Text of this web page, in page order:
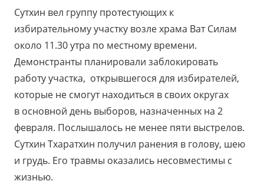
Сутхин вел группу протестующих к
избирательному участку возле храма Ват Силам
около 11.30 утра по местному времени.
Демонстранты планировали заблокировать
работу участка, открывшегося для избирателей,
которые не смогут находиться в своих округах
в основной день выборов, назначенных на 2
февраля. Послышалось не менее пяти выстрелов.
Сутхин Тхаратхин получил ранения в голову, шею
и грудь. Его травмы оказались несовместимы с
жизнью.